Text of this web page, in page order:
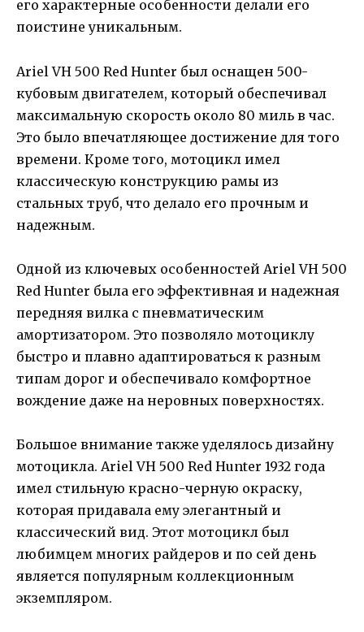
его характерные особенности делали его
поистине уникальным.
Ariel VH 500 Red Hunter был оснащен 500-
кубовым двигателем, который обеспечивал
максимальную скорость около 80 миль в час.
Это было впечатляющее достижение для того
времени. Кроме того, мотоцикл имел
классическую конструкцию рамы из
стальных труб, что делало его прочным и
надежным.
Одной из ключевых особенностей Ariel VH 500
Red Hunter была его эффективная и надежная
передняя вилка с пневматическим
амортизатором. Это позволяло мотоциклу
быстро и плавно адаптироваться к разным
типам дорог и обеспечивало комфортное
вождение даже на неровных поверхностях.
Большое внимание также уделялось дизайну
мотоцикла. Ariel VH 500 Red Hunter 1932 года
имел стильную красно-черную окраску,
которая придавала ему элегантный и
классический вид. Этот мотоцикл был
любимцем многих райдеров и по сей день
является популярным коллекционным
экземпляром.